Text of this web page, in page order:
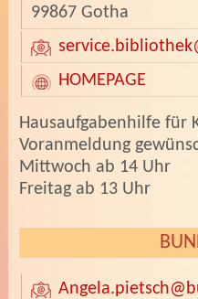
99867 Gotha
service.bibliothek
HOMEPAGE
­Hausaufgabenhilfe für
Voranmeldung
Mittwoch ab 14 Uhr
Freitag ab 13 Uhr
Angela.pietsch